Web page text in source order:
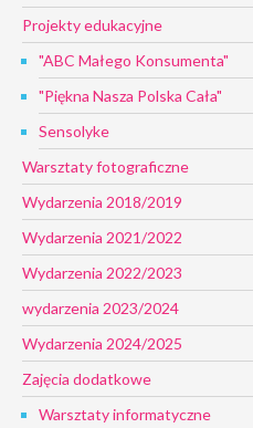
Projekty edukacyjne
"ABC Małego Konsumenta"
"Piękna Nasza Polska Cała"
Sensolyke
Warsztaty fotograficzne
Wydarzenia 2018/2019
Wydarzenia 2021/2022
Wydarzenia 2022/2023
wydarzenia 2023/2024
Wydarzenia 2024/2025
Zajęcia dodatkowe
Warsztaty informatyczne